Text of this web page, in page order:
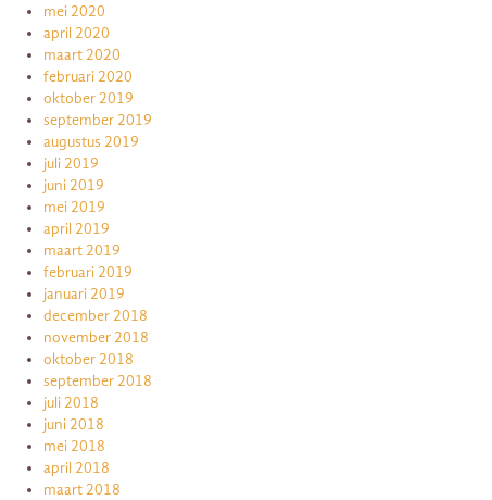
mei 2020
april 2020
maart 2020
februari 2020
oktober 2019
september 2019
augustus 2019
juli 2019
juni 2019
mei 2019
april 2019
maart 2019
februari 2019
januari 2019
december 2018
november 2018
oktober 2018
september 2018
juli 2018
juni 2018
mei 2018
april 2018
maart 2018